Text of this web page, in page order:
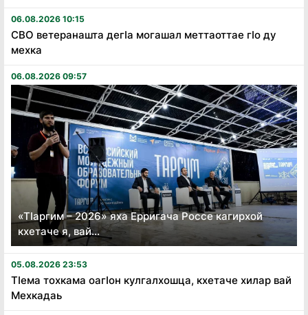
06.08.2026 10:15
СВО ветеранашта дегӏа могашал меттаоттае гӏо ду
мехка
06.08.2026 09:57
«Тӏаргим – 2026» яха Ерригача Россе кагирхой
кхетаче я, вай...
05.08.2026 23:53
Тӏема тохкама оагӏон кулгалхошца, кхетаче хилар вай
Мехкадаь